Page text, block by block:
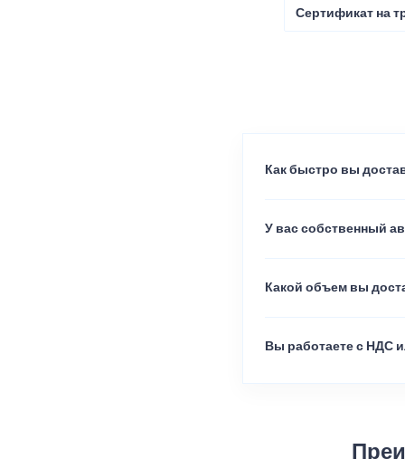
Сертификат на
Как быстро вы
У вас собственный
Какой объем вы
Вы работаете с НДС